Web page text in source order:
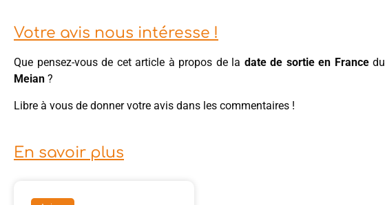
Votre avis nous intéresse !
Que pensez-vous de cet article à propos de la date de sortie en Francedu
Meian ?
Libre à vous de donner votre avis dans les commentaires !
En savoir plus